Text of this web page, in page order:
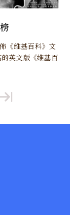
《维基百科》文
英文版《维基百